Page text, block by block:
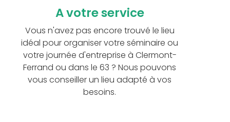
A votre service
Vous n'avez pas encore trouvé le lieu
idéal pour organiser votre séminaire ou
votre journée d'entreprise à Clermont-
Ferrand ou dans le 63 ? Nous pouvons
vous conseiller un lieu adapté à vos
besoins.